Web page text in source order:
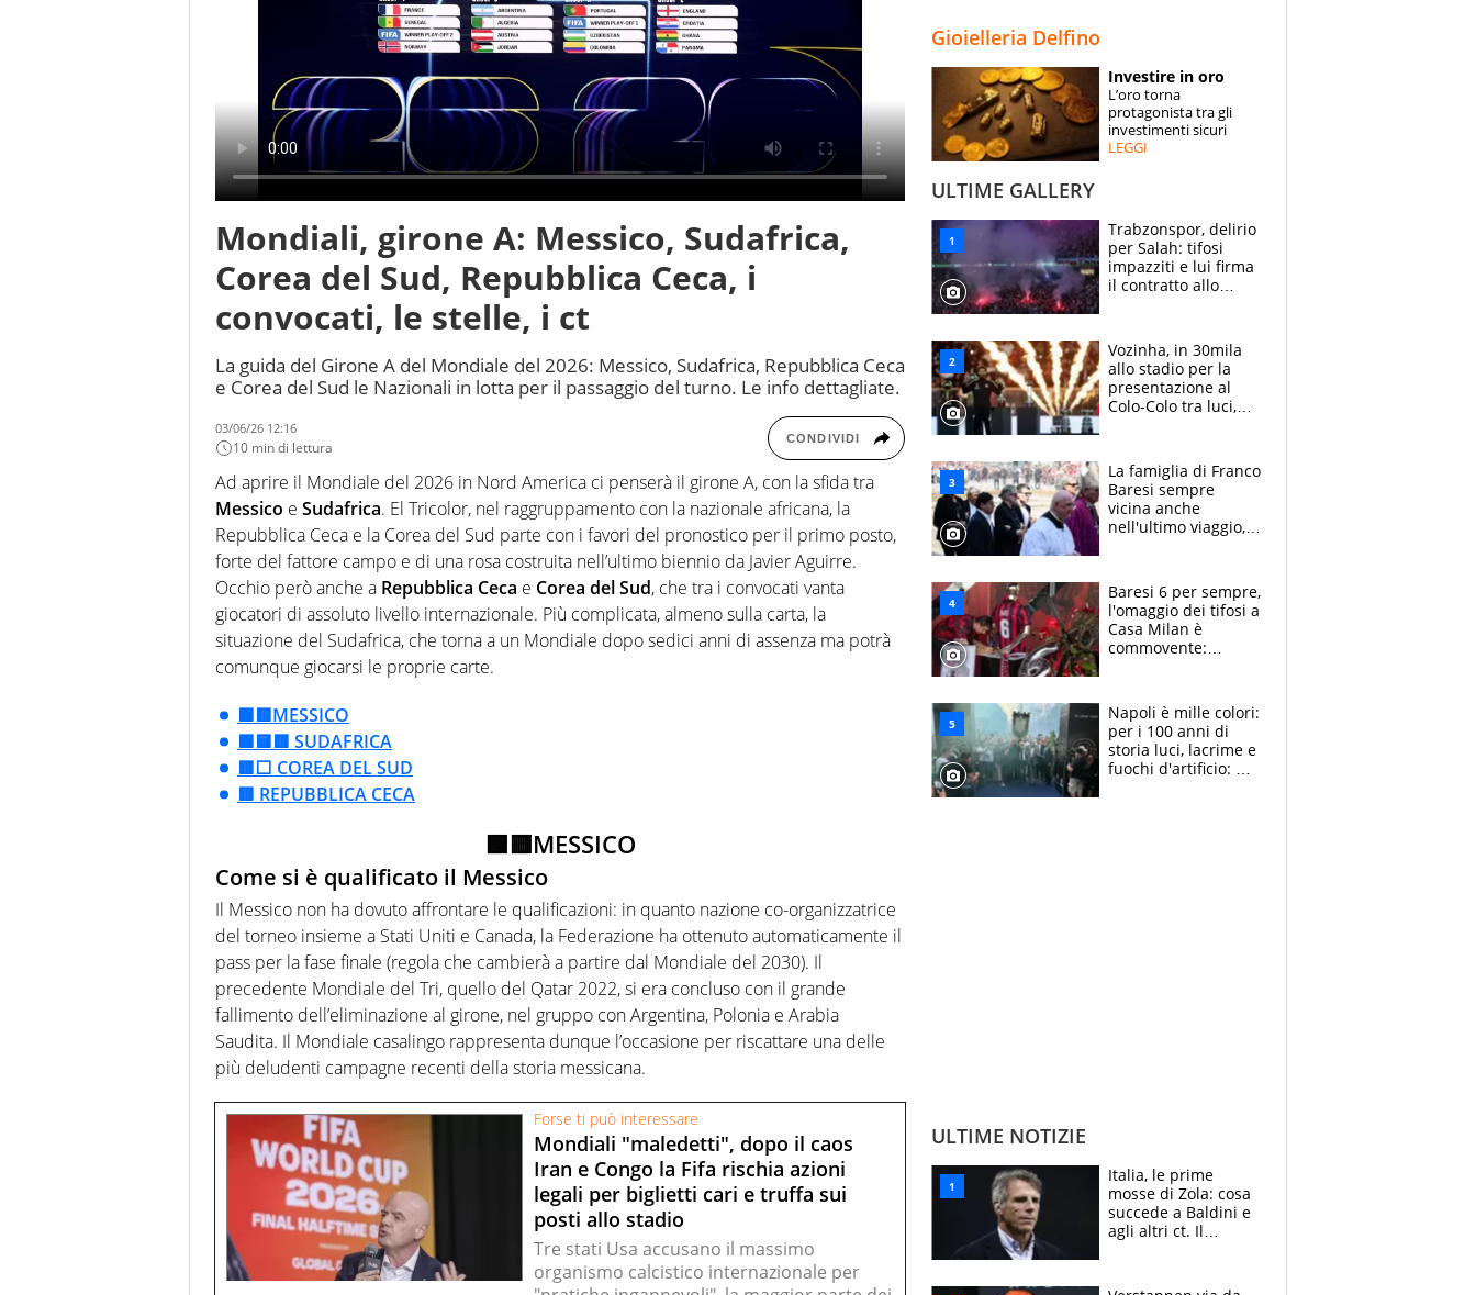
ESPERTI
CONTATTI
Mondiali, girone A: Messico, Sudafrica,
Corea del Sud, Repubblica Ceca, i
convocati, le stelle, i ct
La guida del Girone A del Mondiale del 2026: Messico, Sudafrica, Repubblica Ceca
e Corea del Sud le Nazionali in lotta per il passaggio del turno. Le info dettagliate.
03/06/26 12:16
10 min di lettura CONDIVIDI
Ad aprire il Mondiale del 2026 in Nord America ci penserà il girone A, con la sfida tra
Messico e Sudafrica. El Tricolor, nel raggruppamento con la nazionale africana, la
Repubblica Ceca e la Corea del Sud parte con i favori del pronostico per il primo posto,
forte del fattore campo e di una rosa costruita nell’ultimo biennio da Javier Aguirre.
Occhio però anche a Repubblica Ceca e Corea del Sud, che tra i convocati vanta
giocatori di assoluto livello internazionale. Più complicata, almeno sulla carta, la
situazione del Sudafrica, che torna a un Mondiale dopo sedici anni di assenza ma potrà
comunque giocarsi le proprie carte.
🟩🟥MESSICO
🟩🟨🟥 SUDAFRICA
🟥⬜ COREA DEL SUD
🟥 REPUBBLICA CECA
🟩🟥MESSICO
Come si è qualificato il Messico
Il Messico non ha dovuto affrontare le qualificazioni: in quanto nazione co-organizzatrice
del torneo insieme a Stati Uniti e Canada, la Federazione ha ottenuto automaticamente il
pass per la fase finale (regola che cambierà a partire dal Mondiale del 2030). Il
precedente Mondiale del Tri, quello del Qatar 2022, si era concluso con il grande
fallimento dell’eliminazione al girone, nel gruppo con Argentina, Polonia e Arabia
Saudita. Il Mondiale casalingo rappresenta dunque l’occasione per riscattare una delle
più deludenti campagne recenti della storia messicana.
Forse ti può interessare
Mondiali "maledetti", dopo il caos
Iran e Congo la Fifa rischia azioni
legali per biglietti cari e truffa sui
posti allo stadio
Tre stati Usa accusano il massimo
organismo calcistico internazionale per
Gioielleria Delfino
Investire in oro
L’oro torna
protagonista tra gli
investimenti sicuri
LEGGI
ULTIME GALLERY
Trabzonspor, delirio
per Salah: tifosi
impazziti e lui firma
il contratto allo
Vozinha, in 30mila
allo stadio per la
presentazione al
Colo-Colo tra luci,
La famiglia di Franco
Baresi sempre
vicina anche
nell'ultimo viaggio,
circondati
dall'affetto dei tifosi
Baresi 6 per sempre,
l'omaggio dei tifosi a
Casa Milan è
commovente:
bigliettini
Napoli è mille colori:
per i 100 anni di
storia luci, lacrime e
fuochi d'artificio: De
ULTIME NOTIZIE
Italia, le prime
mosse di Zola: cosa
succede a Baldini e
agli altri ct. Il
azzurri